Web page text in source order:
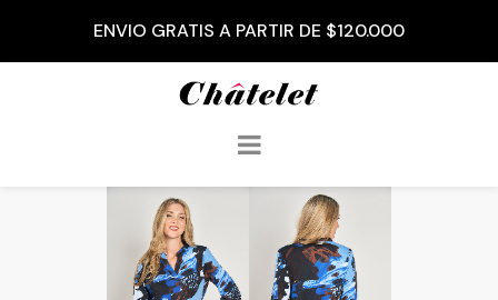
ENVIO GRATIS A PARTIR DE $120.000